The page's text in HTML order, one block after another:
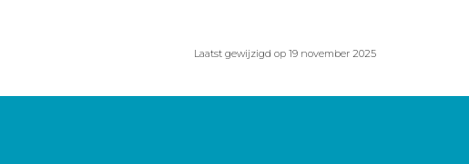
Laatst gewijzigd op 19 november 2025